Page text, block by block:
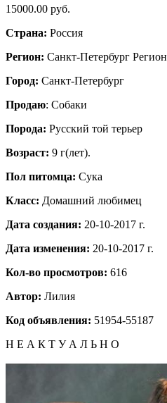
15000.00 руб.
Страна: Россия
Регион: Санкт-Петербург Регион
Город: Санкт-Петербург
Продаю: Собаки
Порода: Русский той терьер
Возраст: 9 г(лет).
Пол питомца: Сука
Класс: Домашний любимец
Дата создания: 20-10-2017 г.
Дата изменения: 20-10-2017 г.
Кол-во просмотров: 616
Автор: Лилия
Код объявления: 51954-55187
Н Е А К Т У А Л Ь Н О